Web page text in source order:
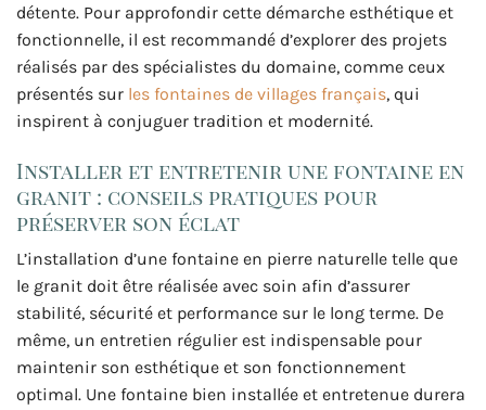
détente. Pour approfondir cette démarche esthétique et
fonctionnelle, il est recommandé d’explorer des projets
réalisés par des spécialistes du domaine, comme ceux
présentés sur les fontaines de villages français, qui
inspirent à conjuguer tradition et modernité.
Installer et entretenir une fontaine en
granit : conseils pratiques pour
préserver son éclat
L’installation d’une fontaine en pierre naturelle telle que
le granit doit être réalisée avec soin afin d’assurer
stabilité, sécurité et performance sur le long terme. De
même, un entretien régulier est indispensable pour
maintenir son esthétique et son fonctionnement
optimal. Une fontaine bien installée et entretenue durera